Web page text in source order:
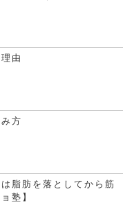
由
方
脂肪を落としてから筋
塾】